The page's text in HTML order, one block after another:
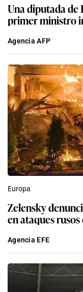
Una diputada de
primer ministro
Agencia AFP
Europa
Zelensky
en ataques
Agencia EFE